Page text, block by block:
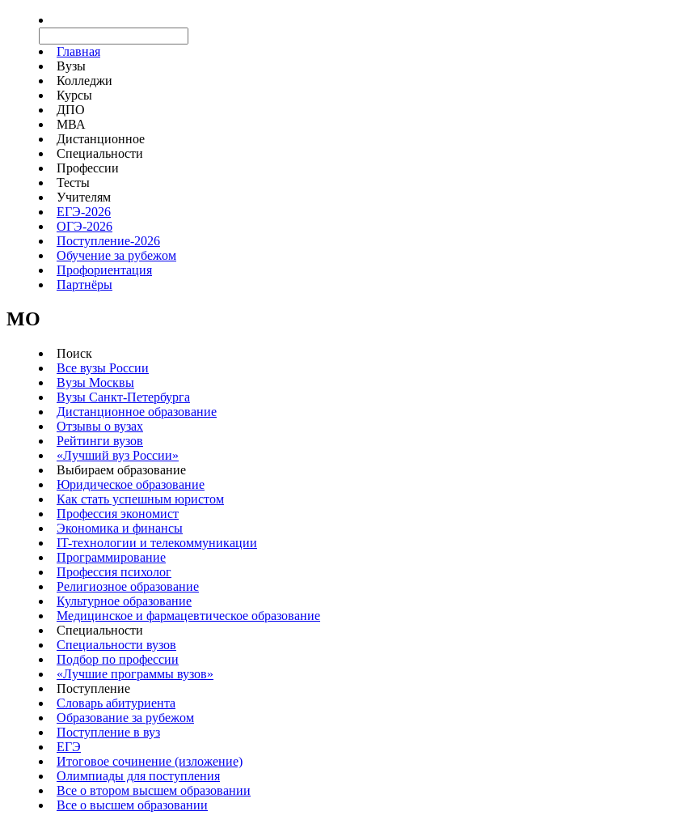
Главная
Вузы
Колледжи
Курсы
ДПО
МВА
Дистанционное
Специальности
Профессии
Тесты
Учителям
ЕГЭ-2026
ОГЭ-2026
Поступление-2026
Обучение за рубежом
Профориентация
Партнёры
MO
Поиск
Все вузы России
Вузы Москвы
Вузы Санкт-Петербурга
Дистанционное образование
Отзывы о вузах
Рейтинги вузов
«Лучший вуз России»
Выбираем образование
Юридическое образование
Как стать успешным юристом
Профессия экономист
Экономика и финансы
IT-технологии и телекоммуникации
Программирование
Профессия психолог
Религиозное образование
Культурное образование
Медицинское и фармацевтическое образование
Специальности
Специальности вузов
Подбор по профессии
«Лучшие программы вузов»
Поступление
Словарь абитуриента
Образование за рубежом
Поступление в вуз
ЕГЭ
Итоговое сочинение (изложение)
Олимпиады для поступления
Все о втором высшем образовании
Все о высшем образовании